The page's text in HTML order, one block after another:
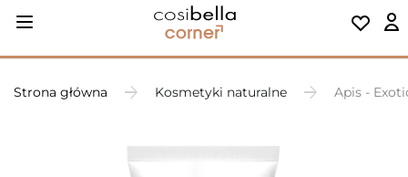
Strona główna Kosmetyki naturalne Apis -